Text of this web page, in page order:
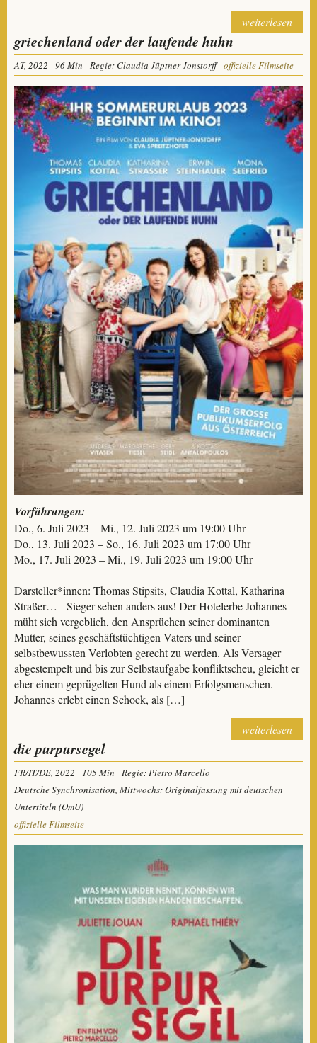
weiterlesen
griechenland oder der laufende huhn
AT, 2022 96 Min Regie: Claudia Jüptner-Jonstorff offizielle Filmseite
Vorführungen:
Do., 6. Juli 2023 – Mi., 12. Juli 2023 um 19:00 Uhr
Do., 13. Juli 2023 – So., 16. Juli 2023 um 17:00 Uhr
Mo., 17. Juli 2023 – Mi., 19. Juli 2023 um 19:00 Uhr
Darsteller*innen: Thomas Stipsits, Claudia Kottal, Katharina
Straßer… Sieger sehen anders aus! Der Hotelerbe Johannes
müht sich vergeblich, den Ansprüchen seiner dominanten
Mutter, seines geschäftstüchtigen Vaters und seiner
selbstbewussten Verlobten gerecht zu werden. Als Versager
abgestempelt und bis zur Selbstaufgabe konfliktscheu, gleicht er
eher einem geprügelten Hund als einem Erfolgsmenschen.
Johannes erlebt einen Schock, als […]
weiterlesen
die purpursegel
FR/IT/DE, 2022 105 Min
Regie: Pietro Marcello
Deutsche Synchronisation, Mittwochs: Originalfassung mit deutschen
Untertiteln (OmU)
offizielle Filmseite